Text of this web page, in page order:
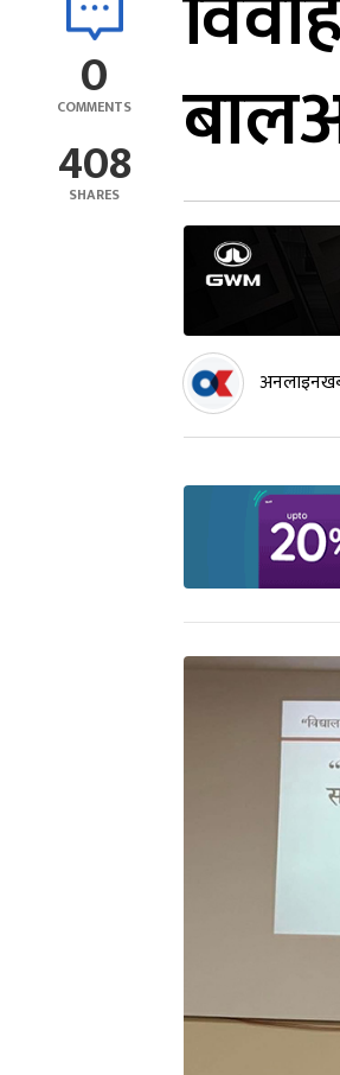
0
COMMENTS
408
SHARES